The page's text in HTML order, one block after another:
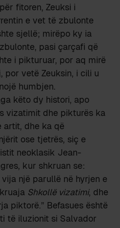
fitoren, Zeuksi i
e vet të zbulonte
sjellë; mirëpo ky ia
pasi çarçafi që
i pikturuar, por aq mirë
por vetë Zeuksin, i cili u
humbjen.
këto dy histori, apo
vizatimit dhe pikturës ka
artit, dhe ka që
ose tjetrës, siç e
neoklasik Jean-
kur shkruan se:
një parullë në hyrjen e
Shkollë vizatimi, dhe
piktorë.” Befasues është
të iluzionit si Salvador